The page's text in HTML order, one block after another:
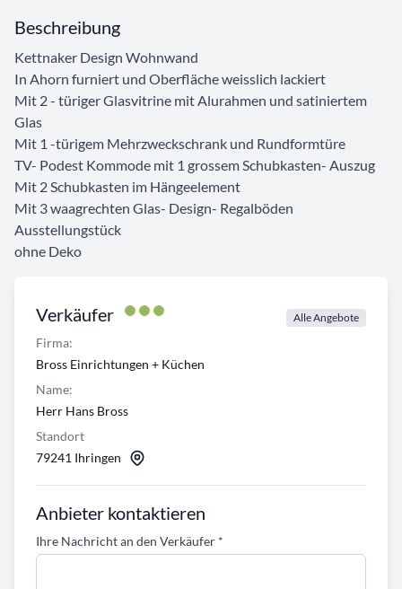
Verkäufer Alle Angebote
Firma:
Bross Einrichtungen + Küchen
Name:
Herr Hans Bross
Standort
79241 Ihringen
Anbieter kontaktieren
Ihre Nachricht an den Verkäufer *
Beschreibung
Kettnaker Design Wohnwand
In Ahorn furniert und Oberfläche weisslich lackiert
Mit 2 - türiger Glasvitrine mit Alurahmen und satiniertem
Glas
Mit 1 -türigem Mehrzweckschrank und Rundformtüre
TV- Podest Kommode mit 1 grossem Schubkasten- Auszug
Mit 2 Schubkasten im Hängeelement
Mit 3 waagrechten Glas- Design- Regalböden
Ausstellungstück
ohne Deko